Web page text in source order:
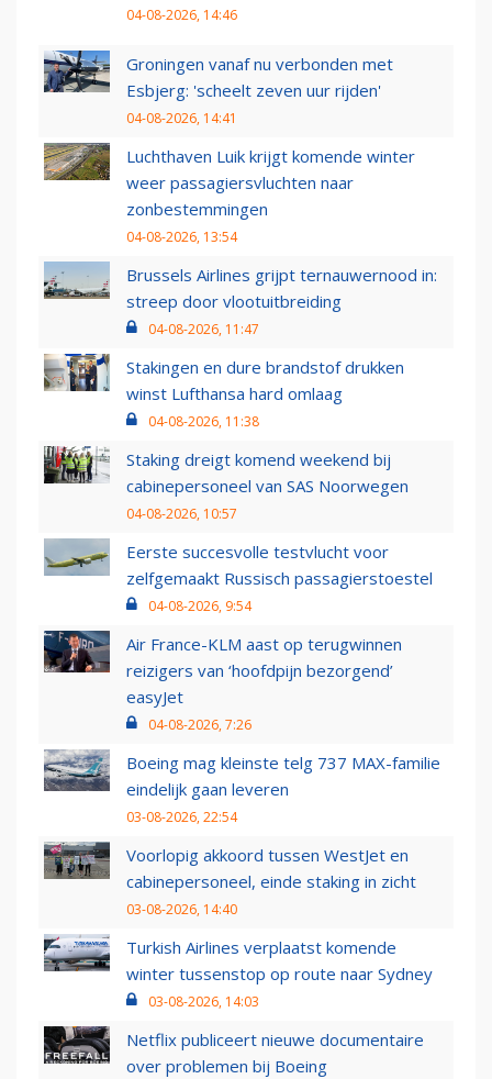
04-08-2026, 14:46
Groningen vanaf nu verbonden met
Esbjerg: 'scheelt zeven uur rijden'
04-08-2026, 14:41
Luchthaven Luik krijgt komende winter
weer passagiersvluchten naar
zonbestemmingen
04-08-2026, 13:54
Brussels Airlines grijpt ternauwernood in:
streep door vlootuitbreiding
04-08-2026, 11:47
Stakingen en dure brandstof drukken
winst Lufthansa hard omlaag
04-08-2026, 11:38
Staking dreigt komend weekend bij
cabinepersoneel van SAS Noorwegen
04-08-2026, 10:57
Eerste succesvolle testvlucht voor
zelfgemaakt Russisch passagierstoestel
04-08-2026, 9:54
Air France-KLM aast op terugwinnen
reizigers van ‘hoofdpijn bezorgend’
easyJet
04-08-2026, 7:26
Boeing mag kleinste telg 737 MAX-familie
eindelijk gaan leveren
03-08-2026, 22:54
Voorlopig akkoord tussen WestJet en
cabinepersoneel, einde staking in zicht
03-08-2026, 14:40
Turkish Airlines verplaatst komende
winter tussenstop op route naar Sydney
03-08-2026, 14:03
Netflix publiceert nieuwe documentaire
over problemen bij Boeing